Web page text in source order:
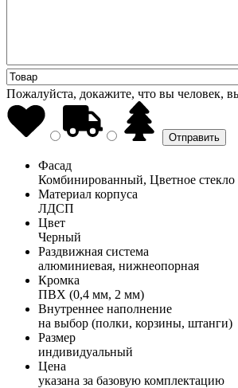
Пожалуйста, докажите, что вы человек,
Фасад
Комбинированный, Цветное стекло
Материал корпуса
ЛДСП
Цвет
Черный
Раздвижная система
алюминиевая, нижнеопорная
Кромка
ПВХ (0,4 мм, 2 мм)
Внутреннее наполнение
на выбор (полки, корзины, штанги)
Размер
индивидуальный
Цена
указана за базовую комплектацию